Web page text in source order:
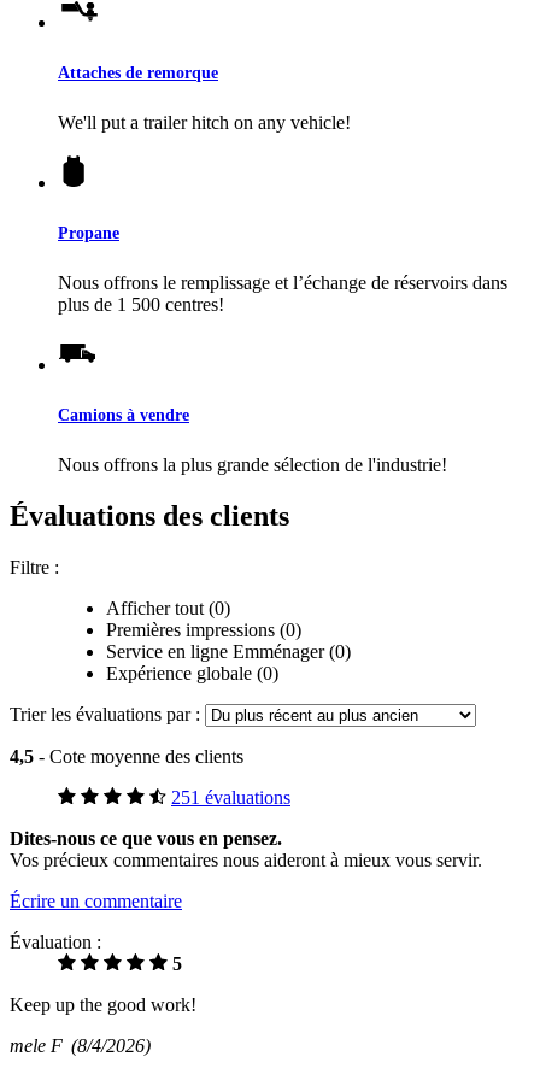
Attaches de remorque
We'll put a trailer hitch on any vehicle!
Propane
Nous offrons le remplissage et l’échange de réservoirs dans
plus de 1 500 centres!
Camions à vendre
Nous offrons la plus grande sélection de l'industrie!
Évaluations des clients
Filtre :
Afficher tout (0)
Premières impressions (0)
Service en ligne Emménager (0)
Expérience globale (0)
Trier les évaluations par :
4,5 - Cote moyenne des clients
251 évaluations
Dites-nous ce que vous en pensez.
Vos précieux commentaires nous aideront à mieux vous servir.
Écrire un commentaire
Évaluation :
5
Keep up the good work!
mele F (8/4/2026)